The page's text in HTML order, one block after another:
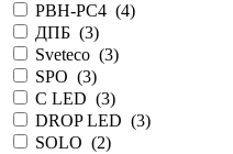
PBH-PC4 (4)
ДПБ (3)
Sveteco (3)
SPO (3)
C LED (3)
DROP LED (3)
SOLO (2)